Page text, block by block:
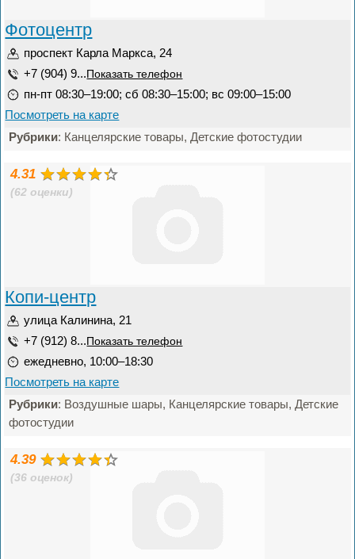
Фотоцентр
проспект Карла Маркса, 24
+7 (904) 9... Показать телефон
пн-пт 08:30–19:00; сб 08:30–15:00; вс 09:00–15:00
Посмотреть на карте
Рубрики: Канцелярские товары, Детские фотостудии
4.31
(62 оценки)
Копи-центр
улица Калинина, 21
+7 (912) 8... Показать телефон
ежедневно, 10:00–18:30
Посмотреть на карте
Рубрики: Воздушные шары, Канцелярские товары, Детские
фотостудии
4.39
(36 оценок)